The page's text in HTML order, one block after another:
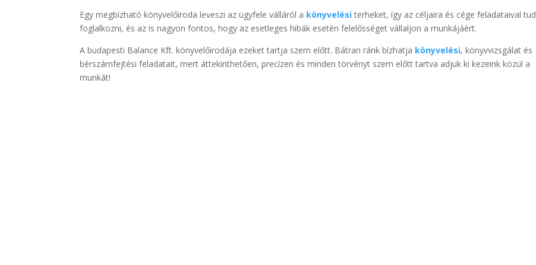
Egy megbízható könyvelőiroda leveszi az ügyfele válláról a könyvelésiterheket, így az céljaira és cége feladataival tud
foglalkozni, és az is nagyon fontos, hogy az esetleges hibák esetén felelősséget vállaljon a munkájáért.
A budapesti Balance Kft. könyvelőirodája ezeket tartja szem előtt. Bátran ránk bízhatja könyvelési, könyvvizsgálat és
bérszámfejtési feladatait, mert áttekinthetően, precízen és minden törvényt szem előtt tartva adjuk ki kezeink közül a
munkát!